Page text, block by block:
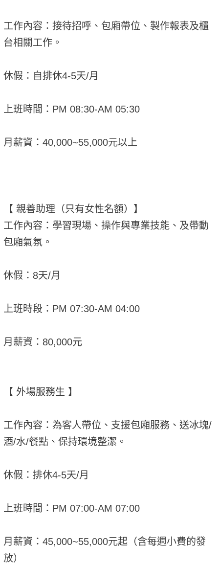
工作內容：接待招呼、包廂帶位、製作報表及櫃
台相關工作。
休假：自排休4-5天/月
上班時間：PM 08:30-AM 05:30
月薪資：40,000~55,000元以上
【 親善助理（只有女性名額）】
工作內容：學習現場、操作與專業技能、及帶動
包廂氣氛。
休假：8天/月
上班時段：PM 07:30-AM 04:00
月薪資：80,000元
【 外場服務生 】
工作內容：為客人帶位、支援包廂服務、送冰塊/
酒/水/餐點、保持環境整潔。
休假：排休4-5天/月
上班時間：PM 07:00-AM 07:00
月薪資：45,000~55,000元起（含每週小費的發
放）